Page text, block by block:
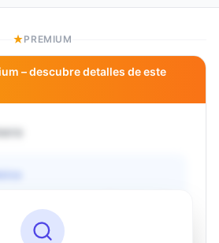
PREMIUM
– descubre detalles de este